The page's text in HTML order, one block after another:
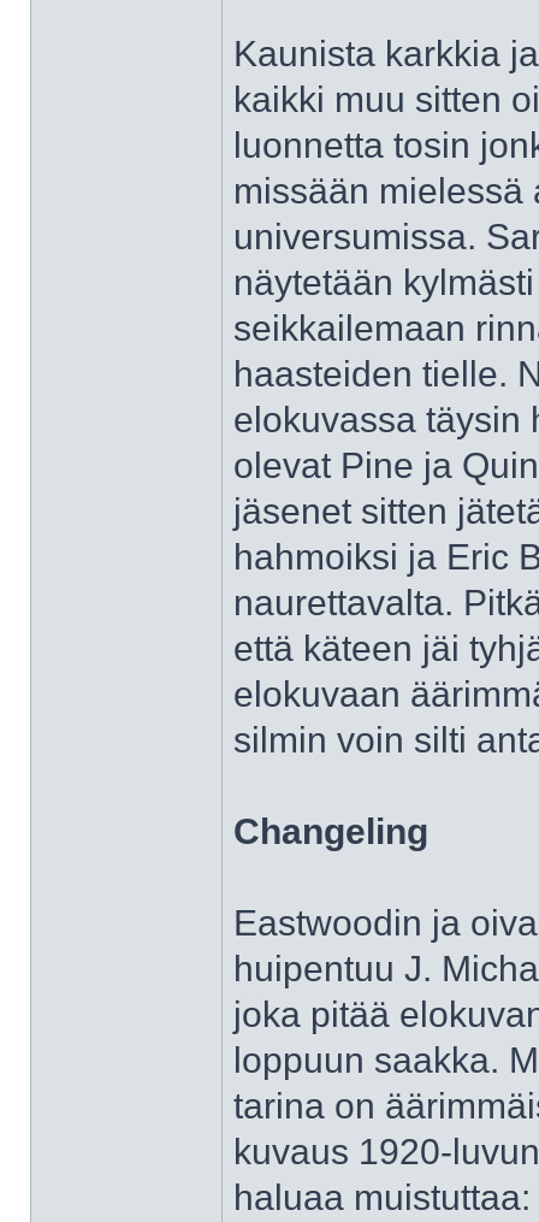
Kaunista karkkia
kaikki muu sitten
luonnetta tosin
missään mielessä
universumissa.
näytetään
seikkailemaan
haasteiden tielle.
elokuvassa täysin
olevat Pine ja
jäsenet sitten
hahmoiksi ja Eric
naurettavalta.
että käteen jäi
elokuvaan
silmin voin silti
Changeling
Eastwoodin ja
huipentuu J.
joka pitää
loppuun saakka.
tarina on
kuvaus 1920-
haluaa